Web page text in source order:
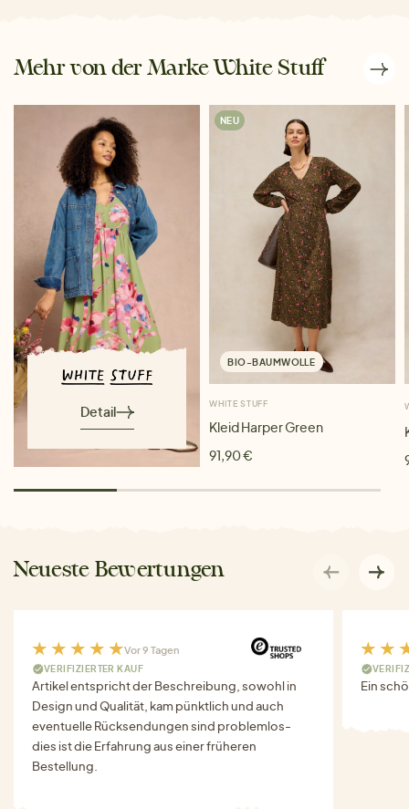
Mehr von der Marke White Stuff
Detail
NEU
BIO-BAUMWOLLE
WHITE STUFF
Kleid Harper Green
91,90 €
Neueste Bewertungen
Vor 9 Tagen
VERIFIZIERTER KAUF
Artikel entspricht der Beschreibung, sowohl in
Design und Qualität, kam pünktlich und auch
eventuelle Rücksendungen sind problemlos-
dies ist die Erfahrung aus einer früheren
Bestellung.
Ein